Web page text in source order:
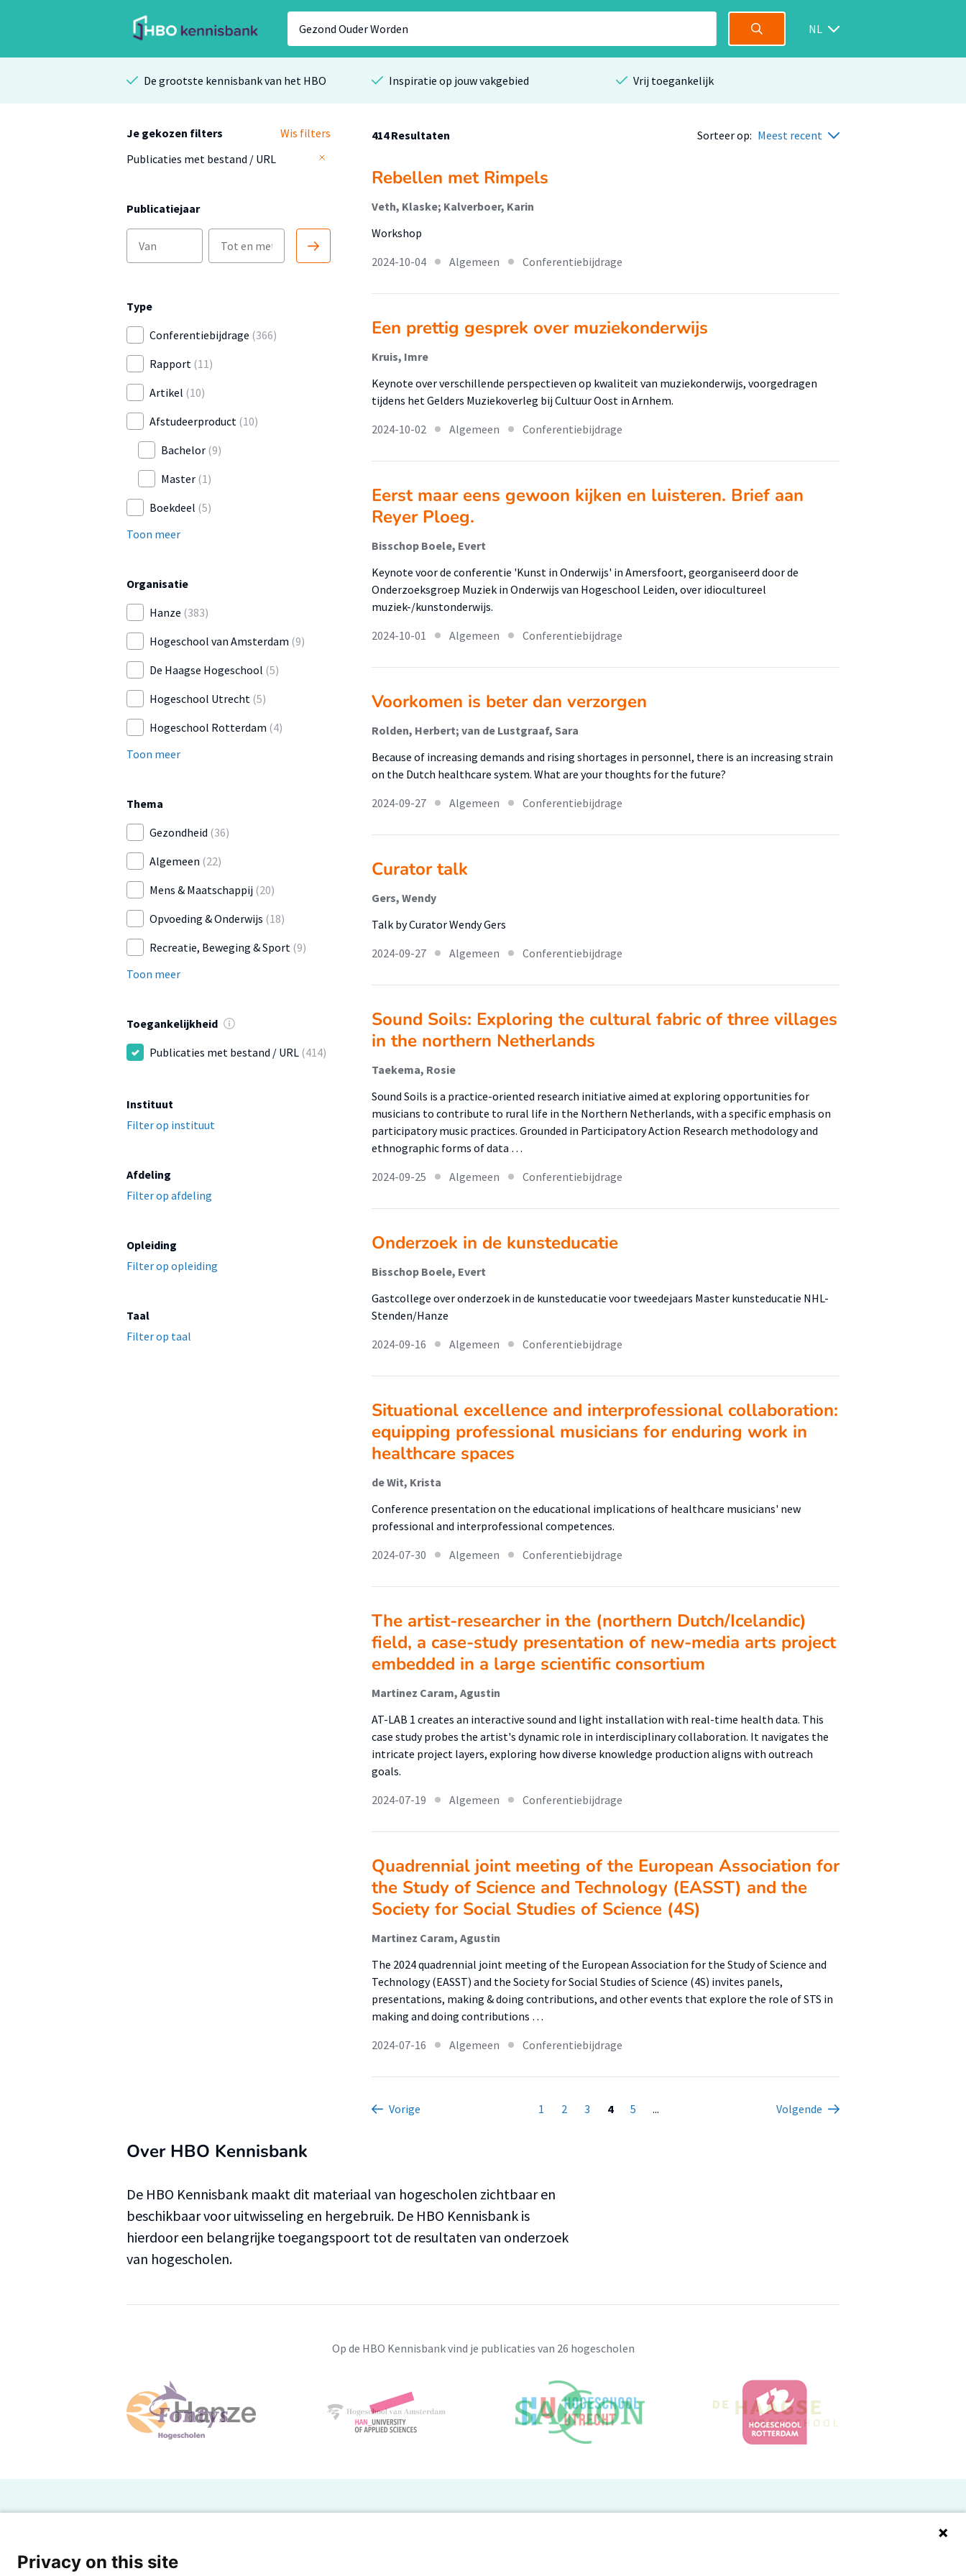
NL
De grootste kennisbank van het HBO Inspiratie op jouw vakgebied Vrij toegankelijk
Je gekozen filters
Wis filters
Publicaties met bestand / URL
Publicatiejaar
Type
Conferentiebijdrage (366)
Rapport (11)
Artikel (10)
Afstudeerproduct (10)
Bachelor (9)
Master (1)
Boekdeel (5)
Toon meer
Organisatie
Hanze (383)
Hogeschool van Amsterdam (9)
De Haagse Hogeschool (5)
Hogeschool Utrecht (5)
Hogeschool Rotterdam (4)
Toon meer
Thema
Gezondheid (36)
Algemeen (22)
Mens & Maatschappij (20)
Opvoeding & Onderwijs (18)
Recreatie, Beweging & Sport (9)
Toon meer
Toegankelijkheid
Publicaties met bestand / URL (414)
Instituut
Filter op instituut
Afdeling
Filter op afdeling
Opleiding
Filter op opleiding
Taal
Filter op taal
414 Resultaten Sorteer op: Meest recent
Rebellen met Rimpels
Veth, Klaske; Kalverboer, Karin
Workshop
2024-10-04
Algemeen Conferentiebijdrage
Een prettig gesprek over muziekonderwijs
Kruis, Imre
Keynote over verschillende perspectieven op kwaliteit van muziekonderwijs, voorgedragen
tijdens het Gelders Muziekoverleg bij Cultuur Oost in Arnhem.
2024-10-02
Algemeen Conferentiebijdrage
Eerst maar eens gewoon kijken en luisteren. Brief aan
Reyer Ploeg.
Bisschop Boele, Evert
Keynote voor de conferentie 'Kunst in Onderwijs' in Amersfoort, georganiseerd door de
Onderzoeksgroep Muziek in Onderwijs van Hogeschool Leiden, over idiocultureel
muziek-/kunstonderwijs.
2024-10-01
Algemeen Conferentiebijdrage
Voorkomen is beter dan verzorgen
Rolden, Herbert; van de Lustgraaf, Sara
Because of increasing demands and rising shortages in personnel, there is an increasing strain
on the Dutch healthcare system. What are your thoughts for the future?
2024-09-27
Algemeen Conferentiebijdrage
Curator talk
Gers, Wendy
Talk by Curator Wendy Gers
2024-09-27
Algemeen Conferentiebijdrage
Sound Soils: Exploring the cultural fabric of three villages
in the northern Netherlands
Taekema, Rosie
Sound Soils is a practice-oriented research initiative aimed at exploring opportunities for
musicians to contribute to rural life in the Northern Netherlands, with a specific emphasis on
participatory music practices. Grounded in Participatory Action Research methodology and
ethnographic forms of data …
2024-09-25
Algemeen Conferentiebijdrage
Onderzoek in de kunsteducatie
Bisschop Boele, Evert
Gastcollege over onderzoek in de kunsteducatie voor tweedejaars Master kunsteducatie NHL-
Stenden/Hanze
2024-09-16
Algemeen Conferentiebijdrage
Situational excellence and interprofessional collaboration:
equipping professional musicians for enduring work in
healthcare spaces
de Wit, Krista
Conference presentation on the educational implications of healthcare musicians' new
professional and interprofessional competences.
2024-07-30
Algemeen Conferentiebijdrage
The artist-researcher in the (northern Dutch/Icelandic)
field, a case-study presentation of new-media arts project
embedded in a large scientific consortium
Martinez Caram, Agustin
AT-LAB 1 creates an interactive sound and light installation with real-time health data. This
case study probes the artist's dynamic role in interdisciplinary collaboration. It navigates the
intricate project layers, exploring how diverse knowledge production aligns with outreach
goals.
2024-07-19
Algemeen Conferentiebijdrage
Quadrennial joint meeting of the European Association for
the Study of Science and Technology (EASST) and the
Society for Social Studies of Science (4S)
Martinez Caram, Agustin
The 2024 quadrennial joint meeting of the European Association for the Study of Science and
Technology (EASST) and the Society for Social Studies of Science (4S) invites panels,
presentations, making & doing contributions, and other events that explore the role of STS in
making and doing contributions …
2024-07-16
Algemeen Conferentiebijdrage
Vorige 1 2 3 4 5 ... Volgende
Over HBO Kennisbank
De HBO Kennisbank maakt dit materiaal van hogescholen zichtbaar en
beschikbaar voor uitwisseling en hergebruik. De HBO Kennisbank is
hierdoor een belangrijke toegangspoort tot de resultaten van onderzoek
van hogescholen.
Op de HBO Kennisbank vind je publicaties van 26 hogescholen
Powered by SURF
Privacy on this site